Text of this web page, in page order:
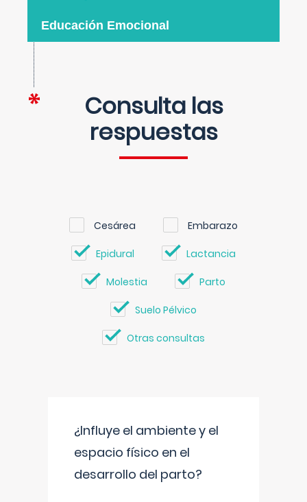
Educación Emocional
Consulta las
respuestas
Cesárea Embarazo
Epidural Lactancia
Molestia Parto
Suelo Pélvico
Otras consultas
¿Influye el ambiente y el
espacio físico en el
desarrollo del parto?